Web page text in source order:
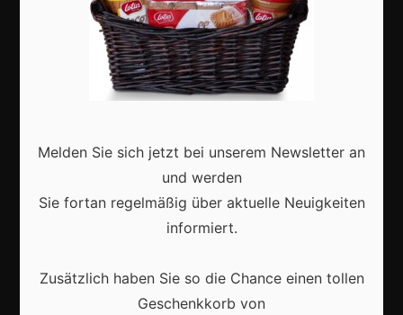
Karneval in Deutschland: Traditionen, Kostüme und
moderne Feierkultur
Melden Sie sich jetzt bei unserem Newsletter an
und werden
Sie fortan regelmäßig über aktuelle Neuigkeiten
informiert.
Zusätzlich haben Sie so die Chance einen tollen
Geschenkkorb von